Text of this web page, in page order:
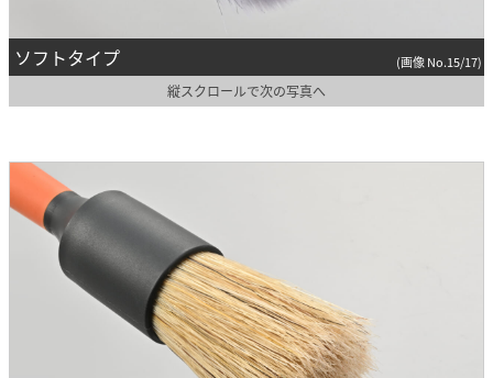
ソフトタイプ (画像 No.15/17)
縦スクロールで次の写真へ